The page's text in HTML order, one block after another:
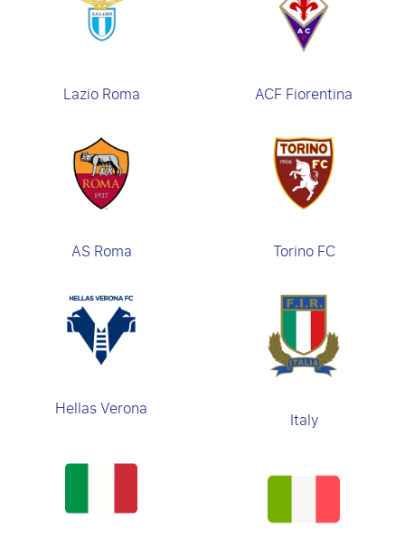
Lazio Roma ACF Fiorentina
AS Roma Torino FC
Hellas Verona Italy